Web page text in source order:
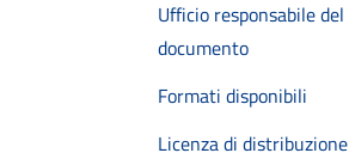
Ufficio responsabile del
documento
Formati disponibili
Licenza di distribuzione